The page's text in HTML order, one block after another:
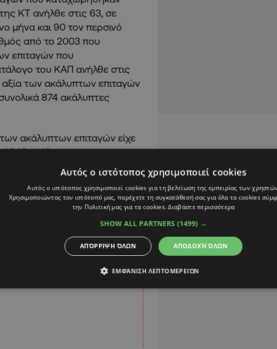
ΚΤ ανήλθε στις 63, σε
μήνα και 90 τον περσινό
από το 2003 που
επιταγών που
του ΚΑΠ ανήλθε στις
αξία των ακάλυπτων επιταγών
874 ακάλυπτες
ακάλυπτων επιταγών είχε
942 ακάλυπτες
της ΚΤ, στον προκαταρκτικό
του 2017 συνολικά
πρόσωπα και 13 νομικά
από το 2003 που υπάρχουν
Αυτός ο ιστότοπος χρησιμοποιεί cookies
Αυτός ο ιστότοπος χρησιμοποιεί cookies για τη βελτίωση της εμπειρίας των
Χρησιμοποιώντας τον ιστότοπό μας, παρέχετε τη συγκατάθεσή σας για όλα τα cookies
την Πολιτική μας για τα cookies.Διαβάστε περισσότερα
SHOW ALL PARTNERS (1499) →
ΑΠΟΔΟΧΉ ΌΛΩΝ
ΑΠΌΡΡΙΨΗ ΌΛΩΝ
ΕΜΦΆΝΙΣΗ ΛΕΠΤΟΜΕΡΕΙΏΝ